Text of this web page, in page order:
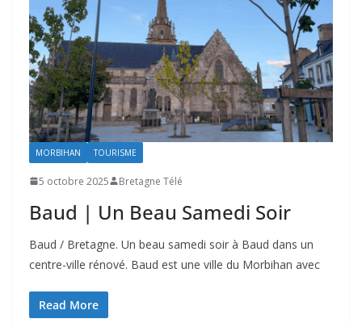
MORBIHAN TOURISME
5 octobre 2025 Bretagne Télé
Baud | Un Beau Samedi Soir
Baud / Bretagne. Un beau samedi soir à Baud dans un
centre-ville rénové. Baud est une ville du Morbihan avec
Read More